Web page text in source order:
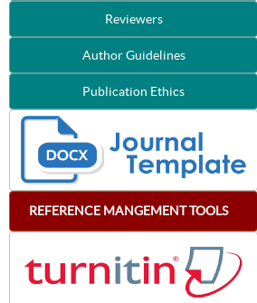
Reviewers
Author Guidelines
Publication Ethics
REFERENCE MANGEMENT TOOLS